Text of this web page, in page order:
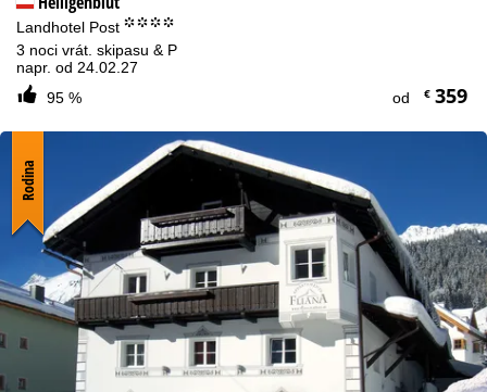
Landhotel Post °°°°
3 noci vrát. skipasu & P
napr. od 24.02.27
95 %
od €359
Rodina